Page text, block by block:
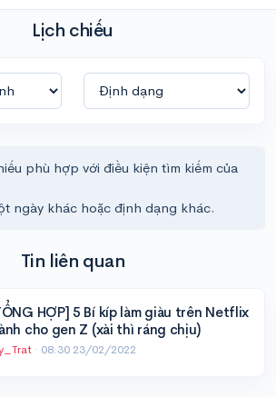
Lịch chiếu
phù hợp với điều kiện tìm kiếm của
ngày khác hoặc định dạng khác.
Tin liên quan
HỢP] 5 Bí kíp làm giàu trên Netflix
cho gen Z (xài thì ráng chịu)
· 08:30 23/02/2022